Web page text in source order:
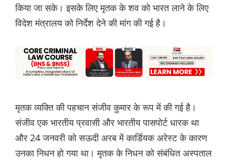
किया जा सके। इसके लिए मृतक के शव को भारत लाने के लिए
विदेश मंत्रालय को निर्देश देने की मांग की गई है।
मृतक व्यक्ति की पहचान संजीव कुमार के रूप में की गई है।
संजीव एक भारतीय प्रवासी और भारतीय पासपोर्ट धारक था
और 24 जनवरी को सऊदी अरब में कार्डियक अरेस्ट के कारण
उनका निधन हो गया था। मृतक के निधन को संबंधित अस्पताल